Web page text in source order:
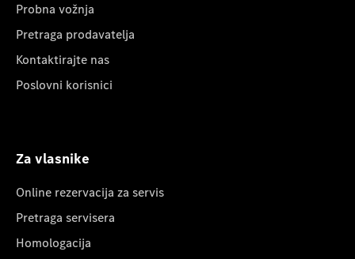
Probna vožnja
Pretraga prodavatelja
Kontaktirajte nas
Poslovni korisnici
Za vlasnike
Online rezervacija za servis
Pretraga servisera
Homologacija